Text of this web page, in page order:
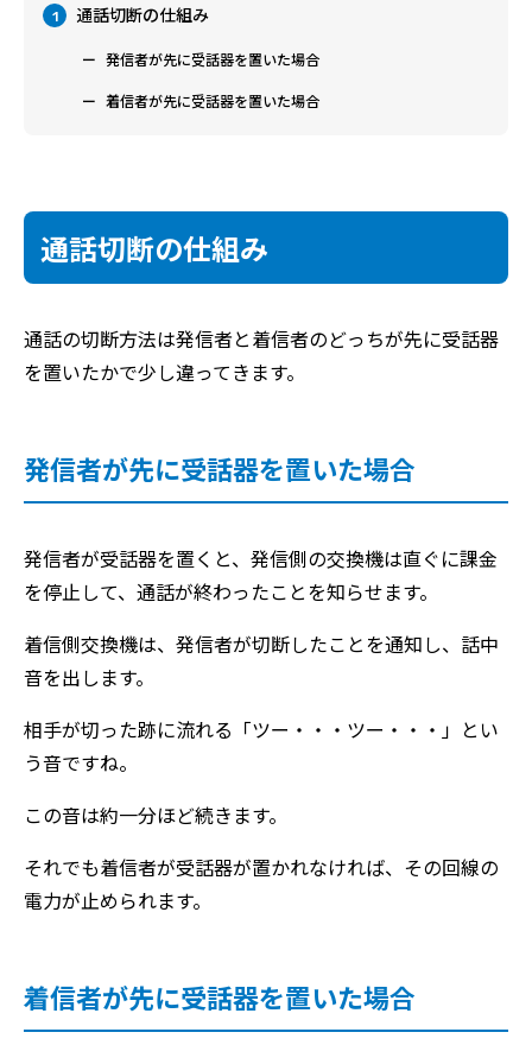
1 通話切断の仕組み
発信者が先に受話器を置いた場合
着信者が先に受話器を置いた場合
通話切断の仕組み
通話の切断方法は発信者と着信者のどっちが先に受話器
を置いたかで少し違ってきます。
発信者が先に受話器を置いた場合
発信者が受話器を置くと、発信側の交換機は直ぐに課金
を停止して、通話が終わったことを知らせます。
着信側交換機は、発信者が切断したことを通知し、話中
音を出します。
相手が切った跡に流れる「ツー・・・ツー・・・」とい
う音ですね。
この音は約一分ほど続きます。
それでも着信者が受話器が置かれなければ、その回線の
電力が止められます。
着信者が先に受話器を置いた場合